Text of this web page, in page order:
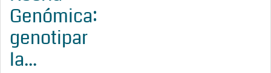
Genómica:
genotipar
la...